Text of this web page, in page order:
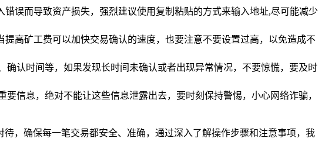
误而导致资产损失，强烈建议使用复制粘贴的方式来输入地址,尽可能减少
高矿工费可以加快交易确认的速度，也要注意不要设置过高，以免造成不
认时间等，如果发现长时间未确认或者出现异常情况，不要惊慌，要及时
信息，绝对不能让这些信息泄露出去，要时刻保持警惕，小心网络诈骗，
，确保每一笔交易都安全、准确，通过深入了解操作步骤和注意事项，我